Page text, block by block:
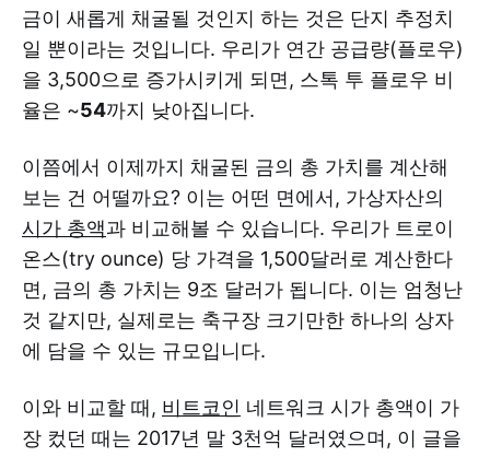
금이 새롭게 채굴될 것인지 하는 것은 단지 추정치
일 뿐이라는 것입니다. 우리가 연간 공급량(플로우)
을 3,500으로 증가시키게 되면, 스톡 투 플로우 비
율은 ~54까지 낮아집니다.
이쯤에서 이제까지 채굴된 금의 총 가치를 계산해
보는 건 어떨까요? 이는 어떤 면에서, 가상자산의
시가 총액과 비교해볼 수 있습니다. 우리가 트로이
온스(try ounce) 당 가격을 1,500달러로 계산한다
면, 금의 총 가치는 9조 달러가 됩니다. 이는 엄청난
것 같지만, 실제로는 축구장 크기만한 하나의 상자
에 담을 수 있는 규모입니다.
이와 비교할 때, 비트코인 네트워크 시가 총액이 가
장 컸던 때는 2017년 말 3천억 달러였으며, 이 글을